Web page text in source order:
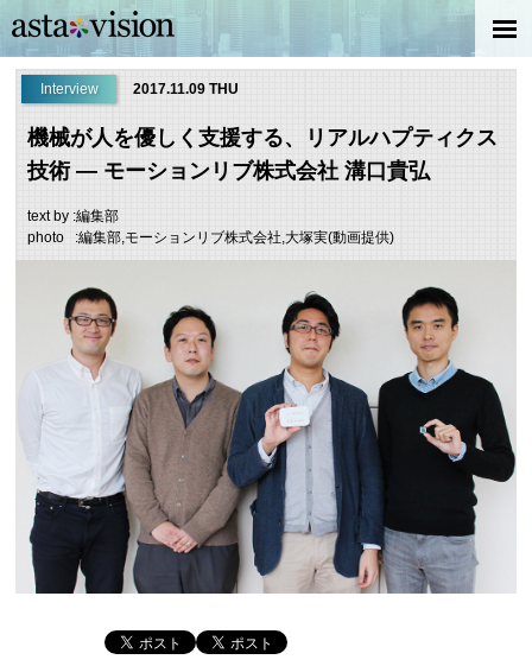
Interview 2017.11.09 THU
機械が人を優しく支援する、リアルハプティクス
技術 ― モーションリブ株式会社 溝口貴弘
text by :編集部
photo :編集部,モーションリブ株式会社,大塚実(動画提供)